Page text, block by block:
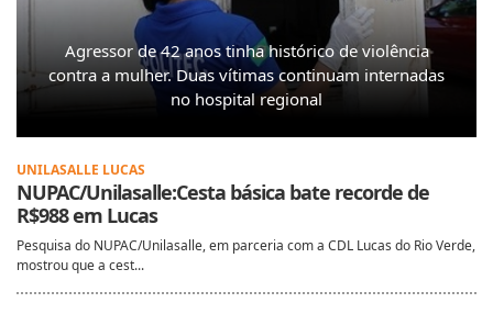
Agressor de 42 anos tinha histórico de violência
contra a mulher. Duas vítimas continuam internadas
no hospital regional
UNILASALLE LUCAS
NUPAC/Unilasalle:Cesta básica bate recorde de
R$988 em Lucas
Pesquisa do NUPAC/Unilasalle, em parceria com a CDL Lucas do Rio Verde,
mostrou que a cest...